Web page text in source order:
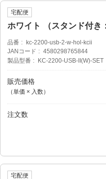
宅配便
ホワイト （スタンド付き
品番
kc-2200-usb-2-w-hol-kcii
JANコード
4580298765844
製品型番
KC-2200-USB-II(W)-SET
販売価格
（単価 × 入数）
注文数
宅配便